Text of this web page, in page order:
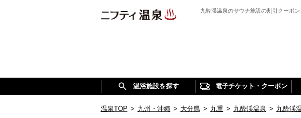
九酔渓温泉のサウナ施設の割引クーポ
温浴施設を探す 電子チケット・クーポン
温泉TOP > 九州・沖縄 > 大分県 > 九重 > 九酔渓温泉 > 九酔渓